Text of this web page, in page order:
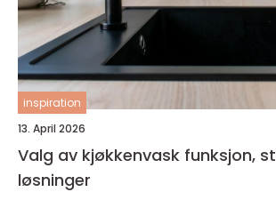
inspiration
13. April 2026
Valg av kjøkkenvask funksjon, stil og smarte
løsninger